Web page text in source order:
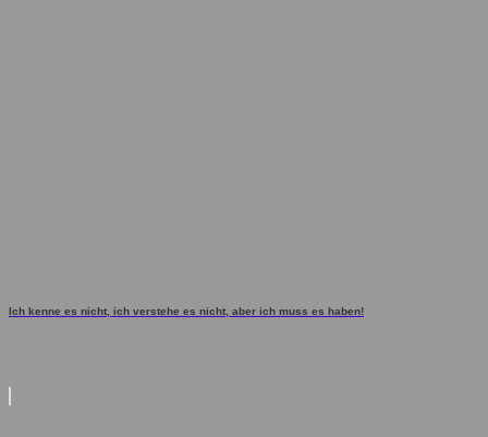
Ich kenne es nicht, ich verstehe es nicht, aber ich muss es haben!